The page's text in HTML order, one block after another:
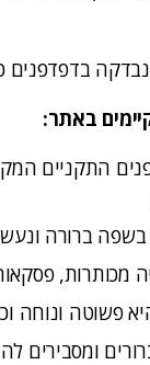
בדפדפנים
באתר:
ברורה
מכותרות,
פשוטה ונוחה
ומסבירים